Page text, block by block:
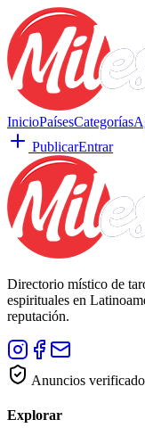
InicioPaísesCategorías
PublicarEntrar
Directorio místico de
espirituales en
reputación.
Anuncios
Explorar